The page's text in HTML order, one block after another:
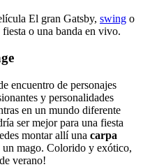
El gran Gatsby, swing o
o una banda en vivo.
encuentro de personajes
y personalidades
en un mundo diferente
ser mejor para una fiesta
montar allí una carpa
un mago. Colorido y exótico,
verano!